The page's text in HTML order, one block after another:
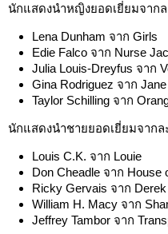
นักแสดงนำหญิงยอดเยี่ยมจาก
Lena Dunham จาก Girls
Edie Falco จาก Nurse
Julia Louis-Dreyfus จาก
Gina Rodriguez จาก
Taylor Schilling จาก
นักแสดงนำชายยอดเยี่ยมจาก
Louis C.K. จาก Louie
Don Cheadle จาก House
Ricky Gervais จาก Derek
William H. Macy จาก
Jeffrey Tambor จาก